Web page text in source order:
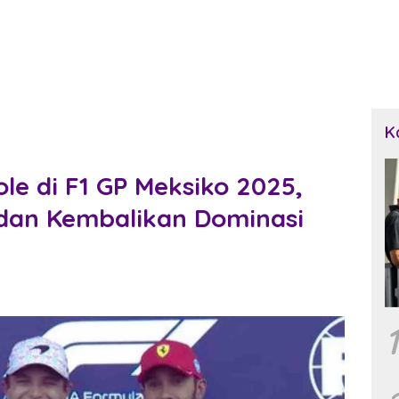
di F1 GP Meksiko 2025,
Kembalikan Dominasi
1